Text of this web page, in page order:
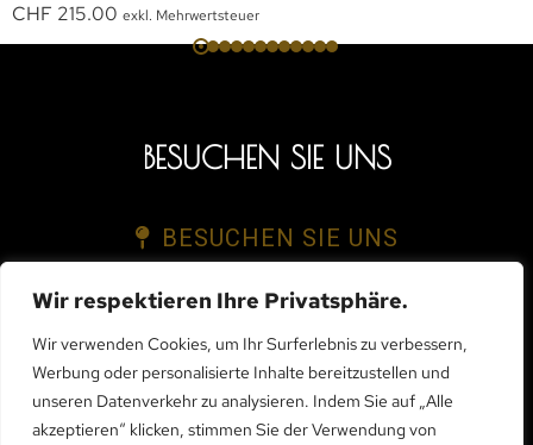
Wir respektieren Ihre Privatsphäre.
Wir verwenden Cookies, um Ihr Surferlebnis zu verbessern,
Werbung oder personalisierte Inhalte bereitzustellen und
unseren Datenverkehr zu analysieren. Indem Sie auf „Alle
akzeptieren“ klicken, stimmen Sie der Verwendung von
CHF 215.00 exkl. Mehrwertsteuer
BESUCHEN SIE UNS
BESUCHEN SIE UNS
Dauerausstellung
Route des Mueses 1A
1753 Matran